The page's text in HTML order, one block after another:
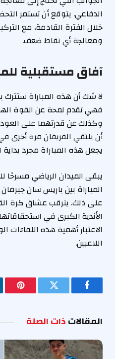
الدفاعي. يتوقع أن تستمر
خلال الفترة القادمة، مع
ومعالجة أي نقاط ضعف.
آفاق مستقبلية
لا شك أن هذه المباراة
فهي تقدم لمحة عن القوة
وكذلك عن قدرتهما على
أن يلتقي الفريقان مرة أخرى
يجعل هذه المباراة مجرد
يبقى الميدان الرياضي مسرحًا
المباراة بين باريس سان
على ذلك. يترقب عشاق كرة
الأندية الكبرى في
الاعتبار أهمية هذه اللقاءات
اللاعبين.
فيسبوك تويتر
المقالاتذات الصلة